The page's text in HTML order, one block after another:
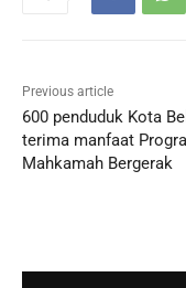
Previous article
600 penduduk Kota
terima manfaat
Mahkamah Bergerak